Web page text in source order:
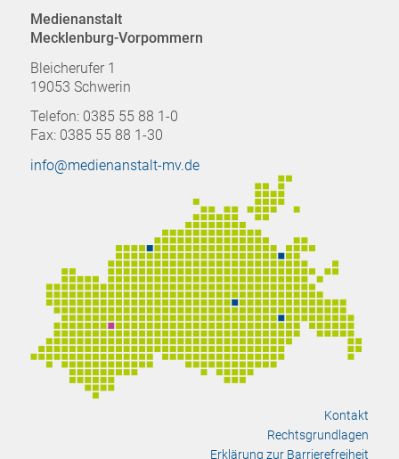
Medienanstalt
Mecklenburg-Vorpommern
Bleicherufer 1
19053 Schwerin
Telefon: 0385 55 88 1-0
Fax: 0385 55 88 1-30
info@medienanstalt-mv.de
Kontakt
Rechtsgrundlagen
Erklärung zur Barrierefreiheit